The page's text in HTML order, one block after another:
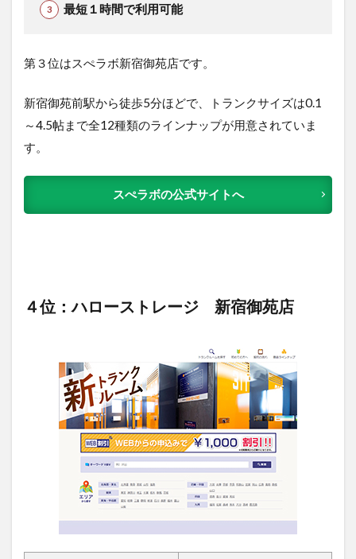
最短１時間で利用可能
第３位はスぺラボ新宿御苑店です。
新宿御苑前駅から徒歩5分ほどで、トランクサイズは0.1
～4.5帖まで全12種類のラインナップが用意されていま
す。
スぺラボの公式サイトへ
４位：ハローストレージ 新宿御苑店